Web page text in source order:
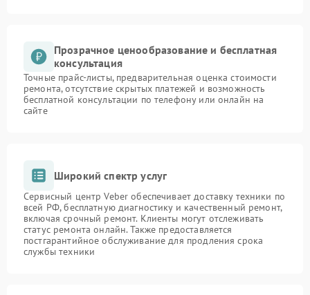
Прозрачное ценообразование и бесплатная
консультация
Точные прайс-листы, предварительная оценка стоимости
ремонта, отсутствие скрытых платежей и возможность
бесплатной консультации по телефону или онлайн на
сайте
Широкий спектр услуг
Сервисный центр Veber обеспечивает доставку техники по
всей РФ, бесплатную диагностику и качественный ремонт,
включая срочный ремонт. Клиенты могут отслеживать
статус ремонта онлайн. Также предоставляется
постгарантийное обслуживание для продления срока
службы техники